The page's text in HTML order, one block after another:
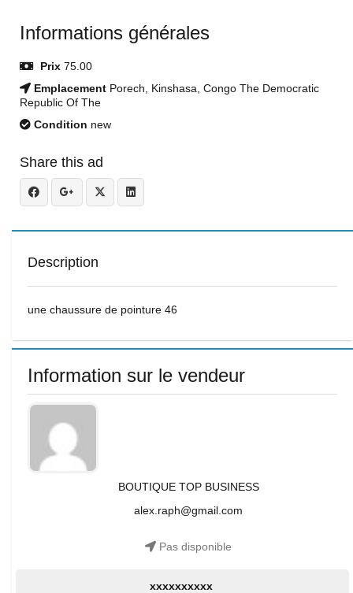
Informations générales
Prix 75.00
Emplacement Porech, Kinshasa, Congo The Democratic
Republic Of The
Condition new
Share this ad
Description
une chaussure de pointure 46
Information sur le vendeur
BOUTIQUE TOP BUSINESS
alex.raph@gmail.com
Pas disponible
xxxxxxxxxx